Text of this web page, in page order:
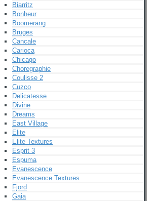
Biarritz
Bonheur
Boomerang
Bruges
Cancale
Carioca
Chicago
Choregraphie
Coulisse 2
Cuzco
Delicatesse
Divine
Dreams
East Village
Elite
Elite Textures
Esprit 3
Espuma
Evanescence
Evanescence Textures
Fjord
Gaia